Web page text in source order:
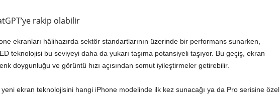
rakip olabilir
ekranları hâlihazırda sektör standartlarının üzerinde bir performans sunarken,
teknolojisi bu seviyeyi daha da yukarı taşıma potansiyeli taşıyor. Bu geçiş, ekran
doygunluğu ve görüntü hızı açısından somut iyileştirmeler getirebilir.
yeni ekran teknolojisini hangi iPhone modelinde ilk kez sunacağı ya da Pro serisine özel